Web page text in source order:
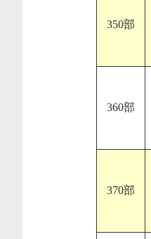
350部
360部
370部